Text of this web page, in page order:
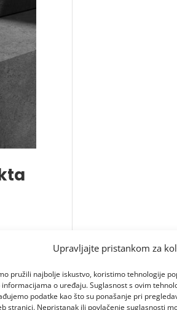
Upravljajte pristankom za
pružili najbolje iskustvo, koristimo tehnologije
o uređaju. Suglasnost s ovim
podatke kao što su ponašanje pri
stranici. Nepristanak ili povlačenje suglasnosti